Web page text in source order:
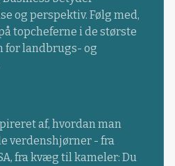
og perspektiv. Følg med,
topcheferne i de største
for landbrugs- og
af, hvordan man
verdenshjørner - fra
fra kvæg til kameler: Du